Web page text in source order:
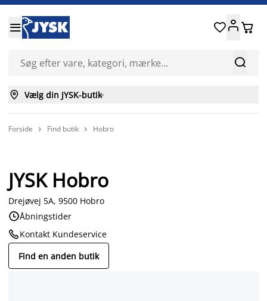


 
 Vælg din JYSK-butik
Forside  Find butik  Hobro
JYSK Hobro
Drejøvej 5A, 9500 Hobro
Åbningstider
Kontakt Kundeservice
Find en anden butik